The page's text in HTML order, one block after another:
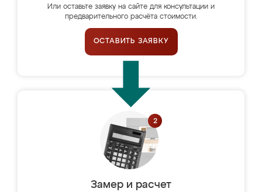
Или оставьте заявку на сайте для консультации и
предварительного расчёта стоимости.
ОСТАВИТЬ ЗАЯВКУ
Замер и расчет